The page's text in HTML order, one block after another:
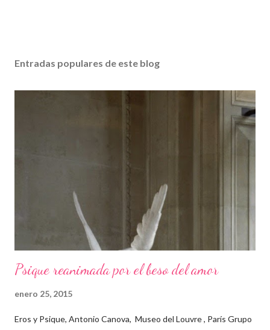
Entradas populares de este blog
Psique reanimada por el beso del amor
enero 25, 2015
Eros y Psique, Antonio Canova, Museo del Louvre , París Grupo